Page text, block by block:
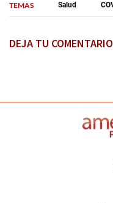
TEMAS Salud
DEJA TU COMENTARIO